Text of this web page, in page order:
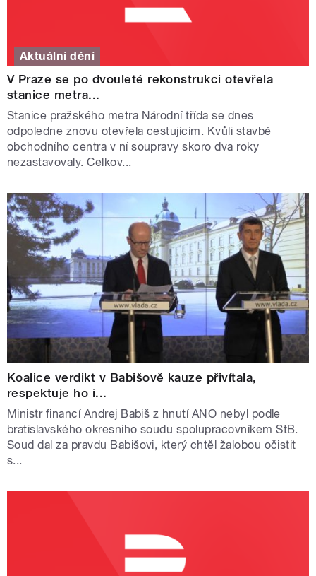
Aktuální dění
V Praze se po dvouleté rekonstrukci otevřela
stanice metra...
Stanice pražského metra Národní třída se dnes
odpoledne znovu otevřela cestujícím. Kvůli stavbě
obchodního centra v ní soupravy skoro dva roky
nezastavovaly. Celkov...
Koalice verdikt v Babišově kauze přivítala,
respektuje ho i...
Ministr financí Andrej Babiš z hnutí ANO nebyl podle
bratislavského okresního soudu spolupracovníkem StB.
Soud dal za pravdu Babišovi, který chtěl žalobou očistit
s...